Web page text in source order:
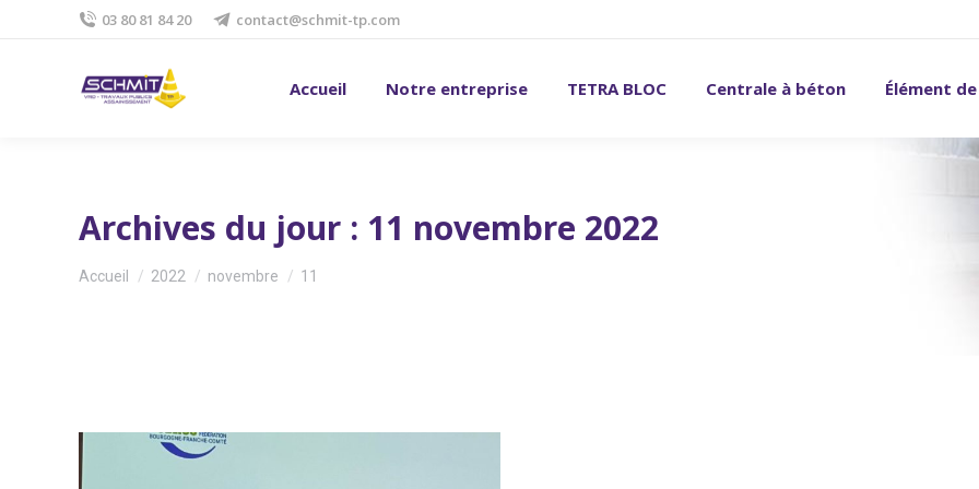
03 80 81 84 20 contact@schmit-tp.com
Accueil Notre entreprise TETRA BLOC Centrale à béton Élément
Archives du jour : 11 novembre 2022
Vous êtes ici :
Accueil 2022 novembre 11